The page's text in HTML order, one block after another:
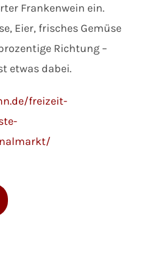
Frankenwein ein.
Eier, frisches Gemüse
Richtung –
etwas dabei.
freizeit-